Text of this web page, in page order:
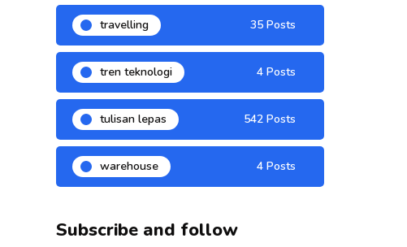
travelling 35 Posts
tren teknologi 4 Posts
tulisan lepas 542 Posts
warehouse 4 Posts
Subscribe and follow